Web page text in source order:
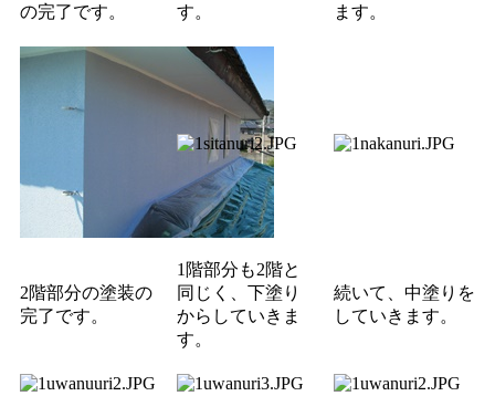
の完了です。
す。
ます。
2階部分の塗装の
完了です。
1階部分も2階と
同じく、下塗り
からしていきま
す。
続いて、中塗りを
していきます。